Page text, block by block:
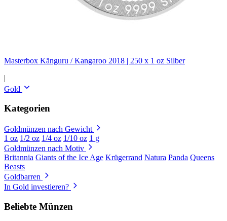
Masterbox Känguru / Kangaroo 2018 | 250 x 1 oz Silber
|
Gold
Kategorien
Goldmünzen nach Gewicht
1 oz 1/2 oz 1/4 oz 1/10 oz 1 g
Goldmünzen nach Motiv
Britannia Giants of the Ice Age Krügerrand Natura Panda Queens
Beasts
Goldbarren
In Gold investieren?
Beliebte Münzen